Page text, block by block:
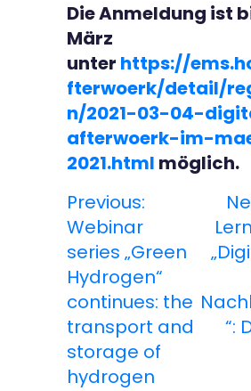
Die Anmeldung ist
März
unter https://
fterwoerk/detail/
n/2021-03-04-
afterwoerk-im-
2021.html möglich.
B
e
i
t
r
Previous:
Webinar
series „Green
Hydrogen“
continues: the
transport and
storage of
hydrogen
“: